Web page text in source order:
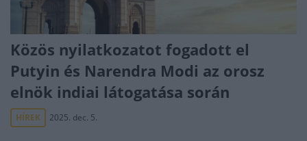
Közös nyilatkozatot fogadott el
Putyin és Narendra Modi az orosz
elnök indiai látogatása során
HÍREK 2025. dec. 5.